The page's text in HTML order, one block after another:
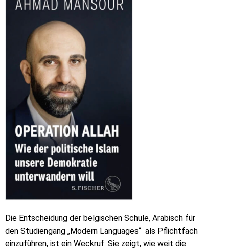
Die Entscheidung der belgischen Schule, Arabisch für
den Studiengang „Modern Languages“ als Pflichtfach
einzuführen, ist ein Weckruf. Sie zeigt, wie weit die